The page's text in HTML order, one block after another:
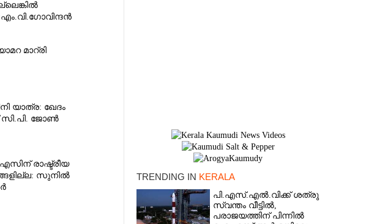
മാറ്രി
യാത്ര: ഖേദം
സി.പി. ജോൺ
രാഷ്ട്രീയ
സുനിൽ
TRENDING IN KERALA
പി.എസ്.എൽ.വിക്ക് ശത്രു
സ്വന്തം വീട്ടിൽ,​
പരാജയത്തിന് പിന്നിൽ
×